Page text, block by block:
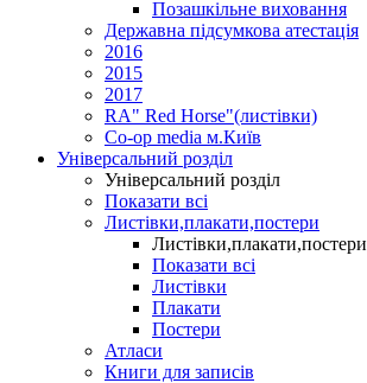
Позашкільне виховання
Державна підсумкова атестація
2016
2015
2017
RA" Red Horse"(листівки)
Co-op media м.Київ
Універсальний розділ
Універсальний розділ
Показати всі
Листівки,плакати,постери
Листівки,плакати,постери
Показати всі
Листівки
Плакати
Постери
Атласи
Книги для записів